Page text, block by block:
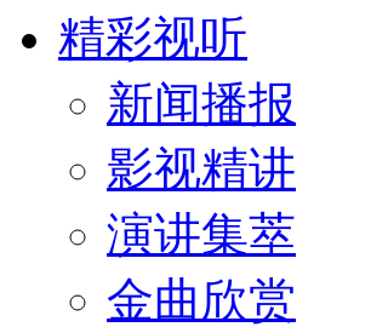
精彩视听
新闻播报
影视精讲
演讲集萃
金曲欣赏